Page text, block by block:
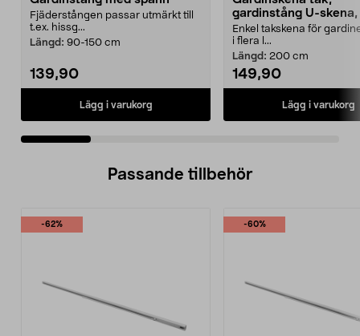
Fjäderstången passar utmärkt till
t.ex. hissg...
Längd: 90-150 cm
139,90
Lägg i varukorg
gardinstång U-
Enkel takskena för
i flera l...
Längd: 200 cm
149,90
Lägg i varukorg
Passande tillbehör
-62% -60%